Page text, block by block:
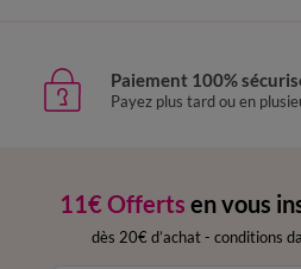
Paiement 100%
Payez plus tard ou en
11€ Offerts en vous
dès 20€ d’achat - conditions